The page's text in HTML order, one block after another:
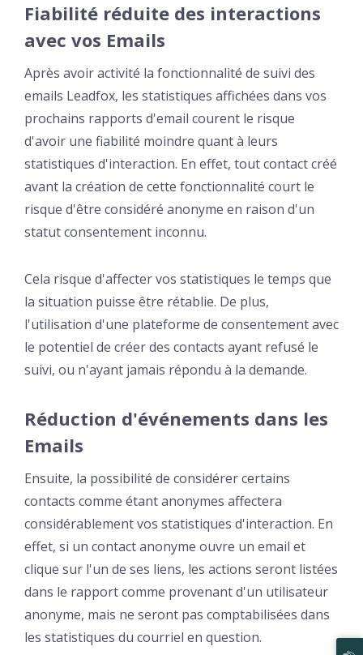
Fiabilité réduite des interactions
avec vos Emails
Après avoir activité la fonctionnalité de suivi des
emails Leadfox, les statistiques affichées dans vos
prochains rapports d'email courent le risque
d'avoir une fiabilité moindre quant à leurs
statistiques d'interaction. En effet, tout contact créé
avant la création de cette fonctionnalité court le
risque d'être considéré anonyme en raison d'un
statut consentement inconnu.
Cela risque d'affecter vos statistiques le temps que
la situation puisse être rétablie. De plus,
l'utilisation d'une plateforme de consentement avec
le potentiel de créer des contacts ayant refusé le
suivi, ou n'ayant jamais répondu à la demande.
Réduction d'événements dans les
Emails
Ensuite, la possibilité de considérer certains
contacts comme étant anonymes affectera
considérablement vos statistiques d'interaction. En
effet, si un contact anonyme ouvre un email et
clique sur l'un de ses liens, les actions seront listées
dans le rapport comme provenant d'un utilisateur
anonyme, mais ne seront pas comptabilisées dans
les statistiques du courriel en question.